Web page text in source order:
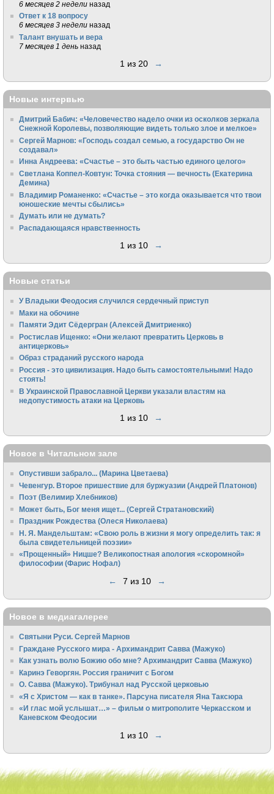
6 месяцев 2 недели назад
Ответ к 18 вопросу
6 месяцев 3 недели назад
Талант внушать и вера
7 месяцев 1 день назад
1 из 20 →
Новые интервью
Дмитрий Бабич: «Человечество надело очки из осколков зеркала
Снежной Королевы, позволяющие видеть только злое и мелкое»
Сергей Марнов: «Господь создал семью, а государство Он не
создавал»
Инна Андреева: «Счастье – это быть частью единого целого»
Светлана Коппел-Ковтун: Точка стояния — вечность (Екатерина
Демина)
Владимир Романенко: «Счастье – это когда оказывается что твои
юношеские мечты сбылись»
Думать или не думать?
Распадающаяся нравственность
1 из 10 →
Новые статьи
У Владыки Феодосия случился сердечный приступ
Маки на обочине
Памяти Эдит Сёдергран (Алексей Дмитриенко)
Ростислав Ищенко: «Они желают превратить Церковь в
антицерковь»
Образ страданий русского народа
Россия - это цивилизация. Надо быть самостоятельными! Надо
стоять!
В Украинской Православной Церкви указали властям на
недопустимость атаки на Церковь
1 из 10 →
Новое в Читальном зале
Опустивши забрало... (Марина Цветаева)
Чевенгур. Второе пришествие для буржуазии (Андрей Платонов)
Поэт (Велимир Хлебников)
Может быть, Бог меня ищет... (Сергей Стратановский)
Праздник Рождества (Олеся Николаева)
Н. Я. Мандельштам: «Свою pоль в жизни я могу опpеделить так: я
была свидетельницей поэзии»
«Прощенный» Ницше? Великопостная апология «скоромной»
философии (Фарис Нофал)
← 7 из 10 →
Новое в медиагалерее
Святыни Руси. Сергей Марнов
Граждане Русского мира - Архимандрит Савва (Мажуко)
Как узнать волю Божию обо мне? Архимандрит Савва (Мажуко)
Каринэ Геворгян. Россия граничит с Богом
О. Савва (Мажуко). Трибунал над Русской церковью
«Я с Христом — как в танке». Парсуна писателя Яна Таксюра
«И глас мой услышат…» – фильм о митрополите Черкасском и
Каневском Феодосии
1 из 10 →